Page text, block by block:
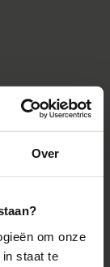
Over
om onze
staat te